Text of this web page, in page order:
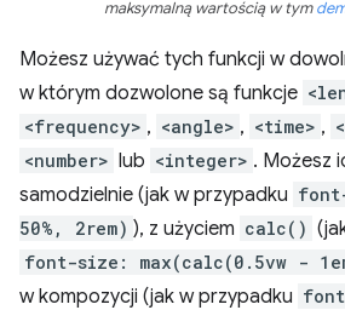
maksymalną wartością w tym
Możesz używać tych funkcji w
w którym dozwolone są funkcje
<frequency> , <angle> , <time> ,
<number> lub <integer> . Możesz
samodzielnie (jak w przypadku
50%, 2rem) ), z użyciem calc()
font-size: max(calc(0.5vw -
w kompozycji (jak w przypadku